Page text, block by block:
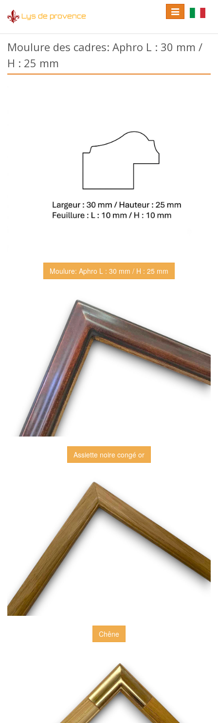
Lys de provence
language
Toggle
navigation
Moulure des cadres: Aphro L : 30 mm /
H : 25 mm
Moulure: Aphro L : 30 mm / H : 25 mm
Assiette noire congé or
Chêne